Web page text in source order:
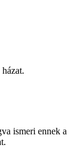
ismeri ennek a